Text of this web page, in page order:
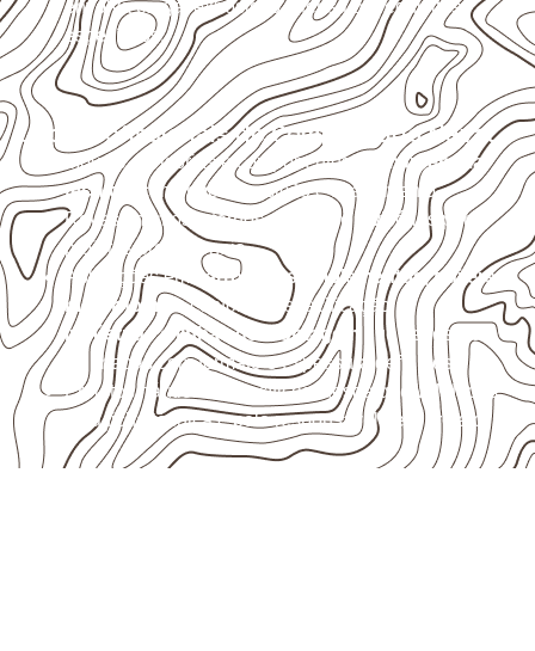
envolva carga, exposição intensa ou requisitos
específicos.
Usos profissionais do Compensado Naval
Móveis, divisórias e componentes de
marcenaria
técnica
, conforme exposição e acabamento.
Revestimentos internos, painéis e divisórias para
projetos profissionais.
Aplicações em
carrocerias, implementos, trailers e
motorhomes, conforme especificação.
Indústrias e linhas de montagem
que necessitam
de chapas com formato e espessura definidos.
Projetos náuticos específicos, desde que validados
pela ficha técnica e pelo responsável pelo projeto.